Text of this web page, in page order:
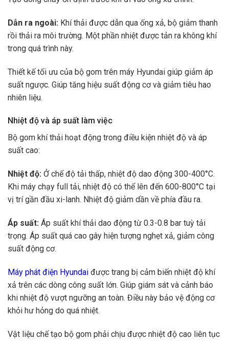
Dẫn ra ngoài: Khí thải được dẫn qua ống xả, bộ giảm thanh
rồi thải ra môi trường. Một phần nhiệt được tản ra không khí
trong quá trình này.
Thiết kế tối ưu của bộ gom trên máy Hyundai giúp giảm áp
suất ngược. Giúp tăng hiệu suất động cơ và giảm tiêu hao
nhiên liệu.
Nhiệt độ và áp suất làm việc
Bộ gom khí thải hoạt động trong điều kiện nhiệt độ và áp
suất cao:
Nhiệt độ: Ở chế độ tải thấp, nhiệt độ dao động 300-400°C.
Khi máy chạy full tải, nhiệt độ có thể lên đến 600-800°C tại
vị trí gần đầu xi-lanh. Nhiệt độ giảm dần về phía đầu ra.
Áp suất: Áp suất khí thải dao động từ 0.3-0.8 bar tuỳ tải
trọng. Áp suất quá cao gây hiện tượng nghẹt xả, giảm công
suất động cơ.
Máy phát điện Hyundai được trang bị cảm biến nhiệt độ khí
xả trên các dòng công suất lớn. Giúp giám sát và cảnh báo
khi nhiệt độ vượt ngưỡng an toàn. Điều này bảo vệ động cơ
khỏi hư hỏng do quá nhiệt.
Vật liệu chế tạo bộ gom phải chịu được nhiệt độ cao liên tục